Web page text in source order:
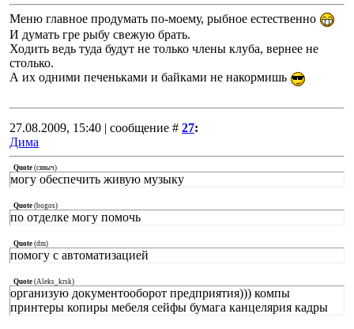
Меню главное продумать по-моему, рыбное естественно
И думать гре рыбу свежую брать.
Ходить ведь туда будут не только члены клуба, вернее не
столько.
А их одними печеньками и байками не накормишь
27.08.2009, 15:40 | сообщение # 27:
Дима
Quote (сявыч)
могу обеспечить живую музыку
Quote (bogos)
по отделке могу помочь
Quote (dm)
помогу с автоматизацией
Quote (Aleks_krsk)
организую документооборот предприятия))) компы
принтеры копиры мебеля сейфы бумага канцелярия кадры